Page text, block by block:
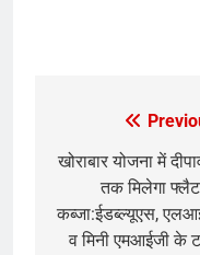
navigation
खोराबार योजना में
तक मिलेगा
कब्जा:ईडब्ल्यूएस,
व मिनी एमआईजी के